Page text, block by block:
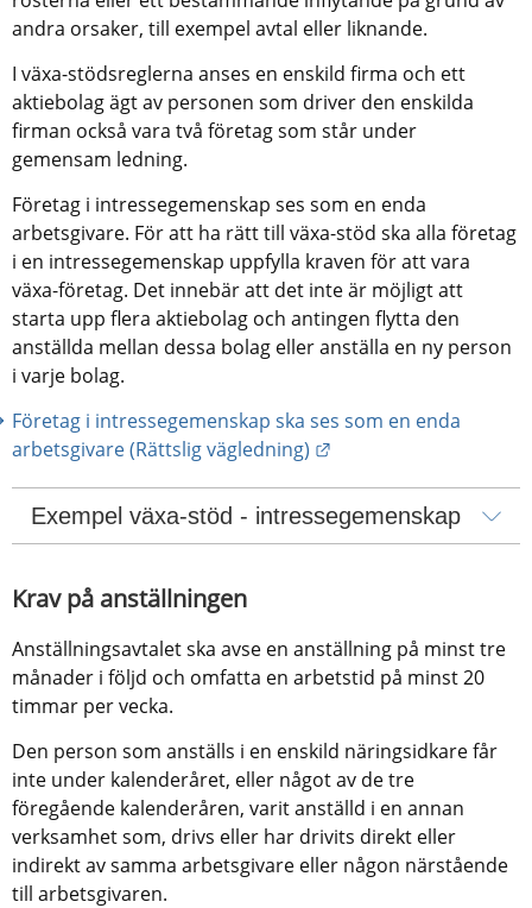
andra orsaker, till exempel avtal eller liknande.
I växa-stödsreglerna anses en enskild firma och ett
aktiebolag ägt av personen som driver den enskilda
firman också vara två företag som står under
gemensam ledning.
Företag i intressegemenskap ses som en enda
arbetsgivare. För att ha rätt till växa-stöd ska alla företag
i en intressegemenskap uppfylla kraven för att vara
växa-företag. Det innebär att det inte är möjligt att
starta upp flera aktiebolag och antingen flytta den
anställda mellan dessa bolag eller anställa en ny person
i varje bolag.
Företag i intressegemenskap ska ses som en enda
arbetsgivare (Rättslig vägledning)
Exempel växa-stöd - intressegemenskap
Krav på anställningen
Anställningsavtalet ska avse en anställning på minst tre
månader i följd och omfatta en arbetstid på minst 20
timmar per vecka.
Den person som anställs i en enskild näringsidkare får
inte under kalenderåret, eller något av de tre
föregående kalenderåren, varit anställd i en annan
verksamhet som, drivs eller har drivits direkt eller
indirekt av samma arbetsgivare eller någon närstående
till arbetsgivaren.